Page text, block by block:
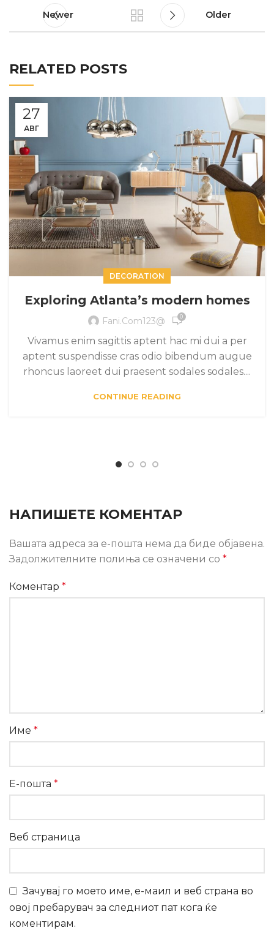
Newer Older
RELATED POSTS
27
АВГ
DECORATION
Exploring Atlanta’s modern homes
Fani.com123@ 0
Vivamus enim sagittis aptent hac mi dui a per
aptent suspendisse cras odio bibendum augue
rhoncus laoreet dui praesent sodales sodales....
CONTINUE READING
НАПИШЕТЕ КОМЕНТАР
Вашата адреса за е-пошта нема да биде објавена.
Задолжителните полиња се означени со *
Коментар *
Име *
Е-пошта *
Веб страница
Зачувај го моето име, е-маил и веб страна во
овој пребарувач за следниот пат кога ќе
коментирам.